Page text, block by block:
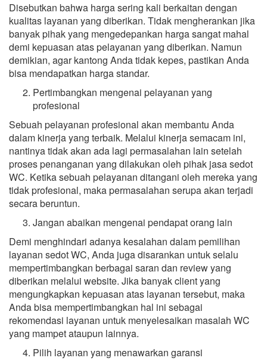
Disebutkan bahwa harga sering kali berkaitan dengan
kualitas layanan yang diberikan. Tidak mengherankan jika
banyak pihak yang mengedepankan harga sangat mahal
demi kepuasan atas pelayanan yang diberikan. Namun
demikian, agar kantong Anda tidak kepes, pastikan Anda
bisa mendapatkan harga standar.
Pertimbangkan mengenai pelayanan yang
profesional
Sebuah pelayanan profesional akan membantu Anda
dalam kinerja yang terbaik. Melalui kinerja semacam ini,
nantinya tidak akan ada lagi permasalahan lain setelah
proses penanganan yang dilakukan oleh pihak jasa sedot
WC. Ketika sebuah pelayanan ditangani oleh mereka yang
tidak profesional, maka permasalahan serupa akan terjadi
secara beruntun.
Jangan abaikan mengenai pendapat orang lain
Demi menghindari adanya kesalahan dalam pemilihan
layanan sedot WC, Anda juga disarankan untuk selalu
mempertimbangkan berbagai saran dan review yang
diberikan melalui website. Jika banyak client yang
mengungkapkan kepuasan atas layanan tersebut, maka
Anda bisa mempertimbangkan hal ini sebagai
rekomendasi layanan untuk menyelesaikan masalah WC
yang mampet ataupun lainnya.
Pilih layanan yang menawarkan garansi